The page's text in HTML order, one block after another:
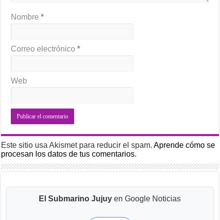
Nombre*
Correo electrónico*
Web
Este sitio usa Akismet para reducir el spam.Aprende cómo se
procesan los datos de tus comentarios.
El Submarino Jujuy en Google Noticias